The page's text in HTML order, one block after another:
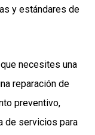
y estándares de
necesites una
reparación de
preventivo,
de servicios para